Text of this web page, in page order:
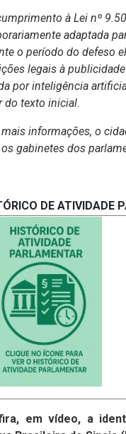
à Lei nº
adaptada
o período do defeso
legais à
por inteligência
do texto inicial.
mais informações, o
gabinetes dos
DE ATIVIDADE
em vídeo, a